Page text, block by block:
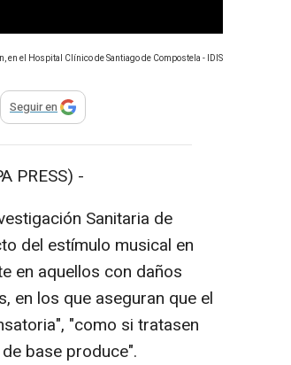
en el Hospital Clínico de Santiago de Compostela - IDIS
para compartir
Seguir en
PRESS) -
Sanitaria de
del estímulo musical en
en aquellos con daños
en los que aseguran que el
"como si tratasen
base produce".